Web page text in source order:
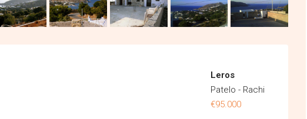
Leros
Patelo - Rachi
€95.000